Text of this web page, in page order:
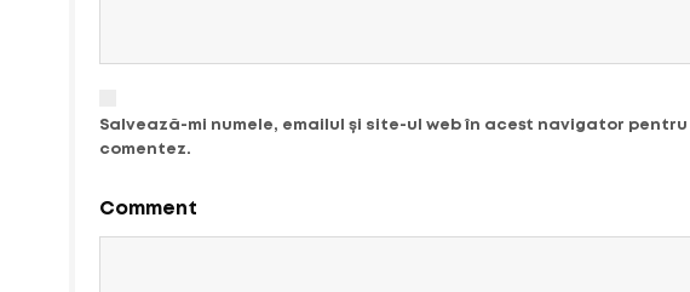
Salvează-mi numele, emailul și site-ul web în acest navigator
comentez.
Comment